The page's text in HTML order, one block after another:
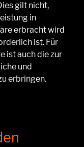
gilt nicht,
in
erbracht wird
ist. Für
ist auch die zur
und
erbringen.